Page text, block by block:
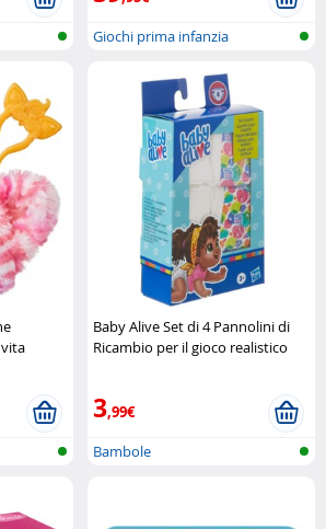
Giochi prima infanzia
Baby Alive Set di 4 Pannolini di
Ricambio per il gioco realistico
3,99€
Bambole